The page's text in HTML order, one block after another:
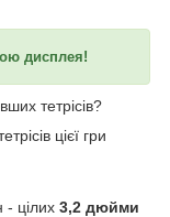
дисплея!
тетрісів?
цієї гри
- цілих 3,2 дюйми